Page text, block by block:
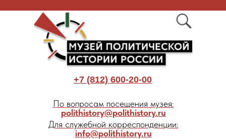
+7 (812) 600-20-00
По вопросам посещения музея:
polithistory@polithistory.ru
Для служебной корреспонденции:
info@polithistory.ru